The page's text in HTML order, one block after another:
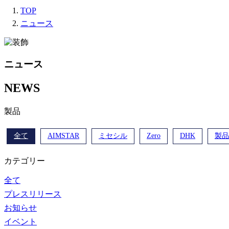
TOP
ニュース
ニュース
NEWS
製品
全て AIMSTAR ミセシル Zero DHK 製
カテゴリー
全て
プレスリリース
お知らせ
イベント